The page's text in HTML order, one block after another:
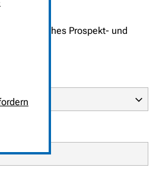
mich!
ausführliches Prospekt- und